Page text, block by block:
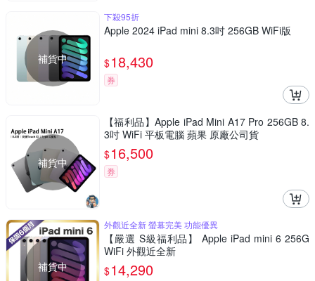
補貨中
下殺95折
Apple 2024 iPad mini 8.3吋 256GB WiFi版
$18,430
券
補貨中
【福利品】Apple iPad Mini A17 Pro 256GB 8.
3吋 WiFi 平板電腦 蘋果 原廠公司貨
$16,500
券
補貨中
外觀近全新 螢幕完美 功能優異
【嚴選 S級福利品】 Apple iPad mini 6 256G
WiFi 外觀近全新
$14,290